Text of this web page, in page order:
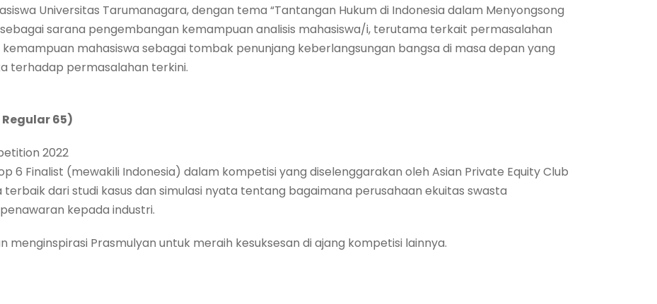
Universitas Tarumanagara, dengan tema “Tantangan Hukum di Indonesia dalam Menyongsong
sebagai sarana pengembangan kemampuan analisis mahasiswa/i, terutama terkait permasalahan
mahasiswa sebagai tombak penunjang keberlangsungan bangsa di masa depan yang
terhadap permasalahan terkini.
65)
2022
6 Finalist (mewakili Indonesia) dalam kompetisi yang diselenggarakan oleh Asian Private Equity Club
terbaik dari studi kasus dan simulasi nyata tentang bagaimana perusahaan ekuitas swasta
kepada industri.
Prasmulyan untuk meraih kesuksesan di ajang kompetisi lainnya.